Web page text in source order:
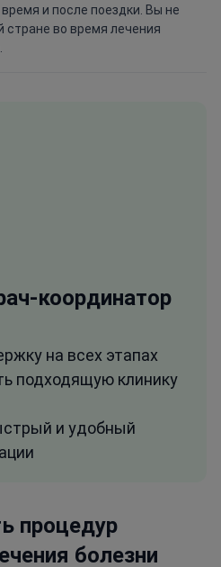
процедур
болезни
и после поездки. Вы не
стране во время лечения
координатор
на всех этапах
подходящую клинику
и удобный